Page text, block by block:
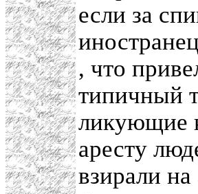
если за
, что
типичный
ликующие
аресту
взирали